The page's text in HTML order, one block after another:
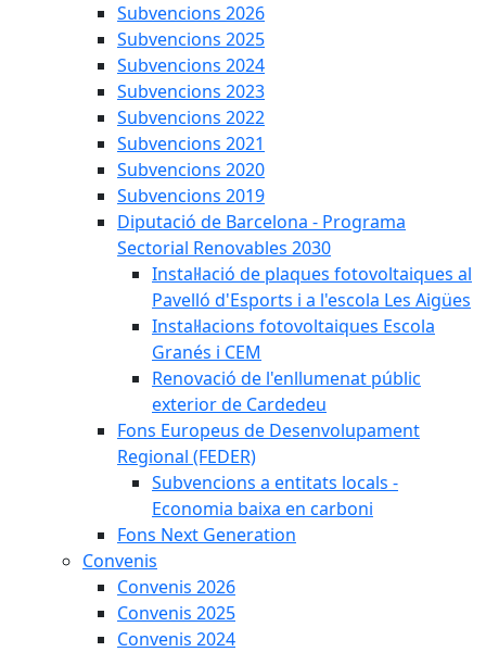
Subvencions 2026
Subvencions 2025
Subvencions 2024
Subvencions 2023
Subvencions 2022
Subvencions 2021
Subvencions 2020
Subvencions 2019
Diputació de Barcelona - Programa
Sectorial Renovables 2030
Instal·lació de plaques fotovoltaiques al
Pavelló d'Esports i a l'escola Les Aigües
Instal·lacions fotovoltaiques Escola
Granés i CEM
Renovació de l'enllumenat públic
exterior de Cardedeu
Fons Europeus de Desenvolupament
Regional (FEDER)
Subvencions a entitats locals -
Economia baixa en carboni
Fons Next Generation
Convenis
Convenis 2026
Convenis 2025
Convenis 2024